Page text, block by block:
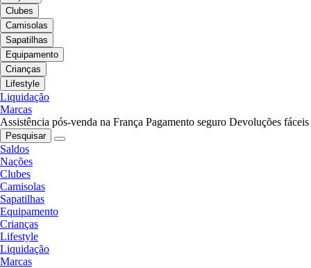
Clubes
Camisolas
Sapatilhas
Equipamento
Crianças
Lifestyle
Liquidação
Marcas
Assistência pós-venda na França Pagamento seguro Devoluções fáceis
Pesquisar
Saldos
Nações
Clubes
Camisolas
Sapatilhas
Equipamento
Crianças
Lifestyle
Liquidação
Marcas